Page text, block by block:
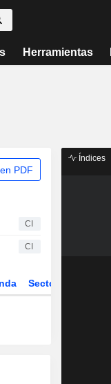
Herramientas
PDF
CI
CI
Sector
Índices